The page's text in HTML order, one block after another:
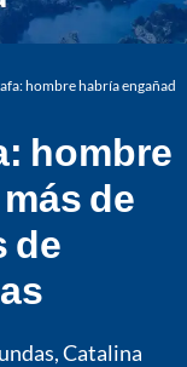
hombre habría
hombre
de
de
Catalina